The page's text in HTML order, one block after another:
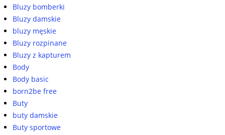
Bluzy bomberki
Bluzy damskie
bluzy męskie
Bluzy rozpinane
Bluzy z kapturem
Body
Body basic
born2be free
Buty
buty damskie
Buty sportowe